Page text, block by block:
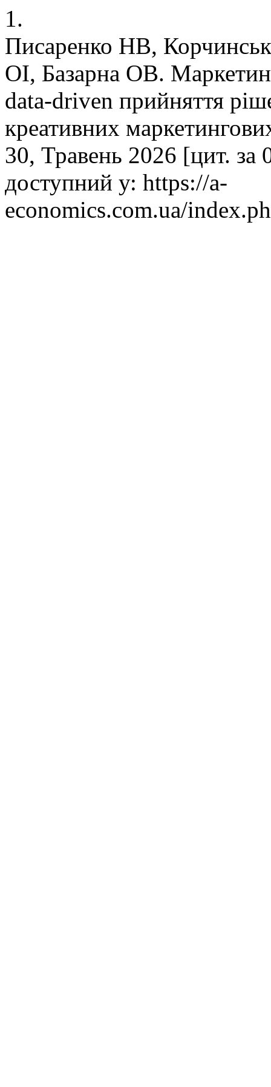
1.
Писаренко НВ,
ОІ, Базарна ОВ.
data-driven прийняття
креативних
30, Травень 2026 [цит.
доступний у: https://a-
economics.com.ua/